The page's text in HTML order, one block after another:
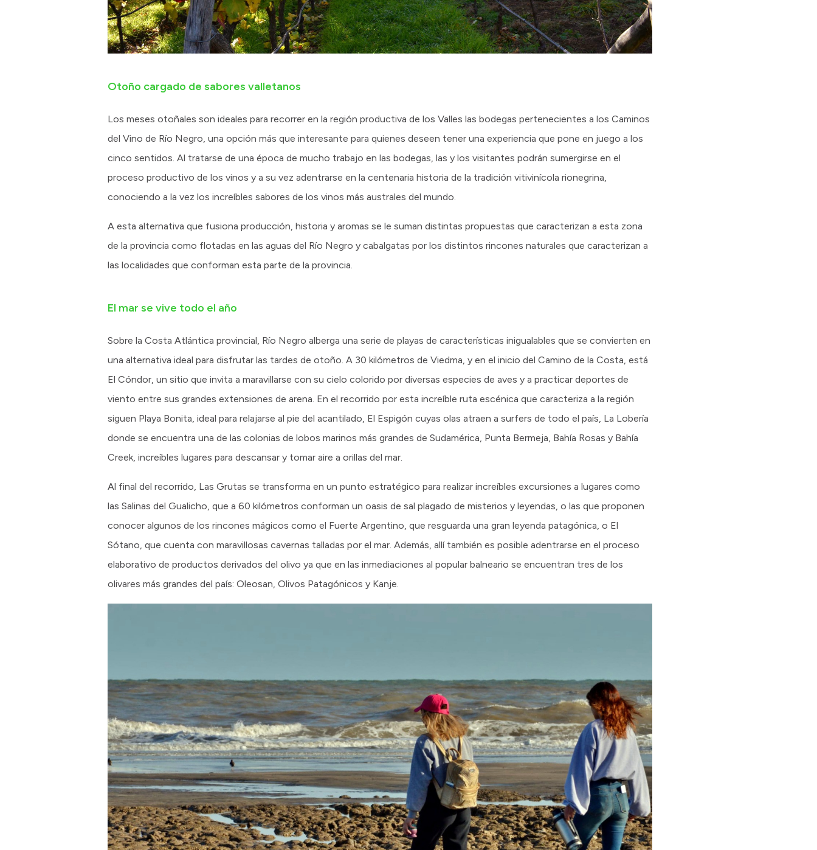
Otoño cargado de sabores valletanos
Los meses otoñales son ideales para recorrer en la región productiva de los Valles las bodegas pertenecientes a los Caminos
del Vino de Río Negro, una opción más que interesante para quienes deseen tener una experiencia que pone en juego a los
cinco sentidos. Al tratarse de una época de mucho trabajo en las bodegas, las y los visitantes podrán sumergirse en el
proceso productivo de los vinos y a su vez adentrarse en la centenaria historia de la tradición vitivinícola rionegrina,
conociendo a la vez los increíbles sabores de los vinos más australes del mundo.
A esta alternativa que fusiona producción, historia y aromas se le suman distintas propuestas que caracterizan a esta zona
de la provincia como flotadas en las aguas del Río Negro y cabalgatas por los distintos rincones naturales que caracterizan a
las localidades que conforman esta parte de la provincia.
El mar se vive todo el año
Sobre la Costa Atlántica provincial, Río Negro alberga una serie de playas de características inigualables que se convierten en
una alternativa ideal para disfrutar las tardes de otoño. A 30 kilómetros de Viedma, y en el inicio del Camino de la Costa, está
El Cóndor, un sitio que invita a maravillarse con su cielo colorido por diversas especies de aves y a practicar deportes de
viento entre sus grandes extensiones de arena. En el recorrido por esta increíble ruta escénica que caracteriza a la región
siguen Playa Bonita, ideal para relajarse al pie del acantilado, El Espigón cuyas olas atraen a surfers de todo el país, La Lobería
donde se encuentra una de las colonias de lobos marinos más grandes de Sudamérica, Punta Bermeja, Bahía Rosas y Bahía
Creek, increíbles lugares para descansar y tomar aire a orillas del mar.
Al final del recorrido, Las Grutas se transforma en un punto estratégico para realizar increíbles excursiones a lugares como
las Salinas del Gualicho, que a 60 kilómetros conforman un oasis de sal plagado de misterios y leyendas, o las que proponen
conocer algunos de los rincones mágicos como el Fuerte Argentino, que resguarda una gran leyenda patagónica, o El
Sótano, que cuenta con maravillosas cavernas talladas por el mar. Además, allí también es posible adentrarse en el proceso
elaborativo de productos derivados del olivo ya que en las inmediaciones al popular balneario se encuentran tres de los
olivares más grandes del país: Oleosan, Olivos Patagónicos y Kanje.